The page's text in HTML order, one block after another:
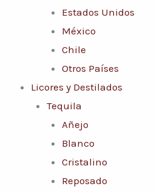
Estados Unidos
México
Chile
Otros Países
Licores y Destilados
Tequila
Añejo
Blanco
Cristalino
Reposado